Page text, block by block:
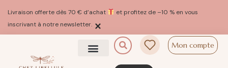
Livraison offerte dès 70 € d’achat
et profitez de –10 % en vous
inscrivant à notre newsletter. ×
Mon compte